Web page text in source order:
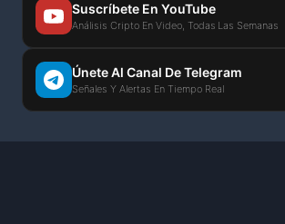
Suscríbete En YouTube
Análisis Cripto En Video, Todas Las Semanas
Únete Al Canal De Telegram
Señales Y Alertas En Tiempo Real